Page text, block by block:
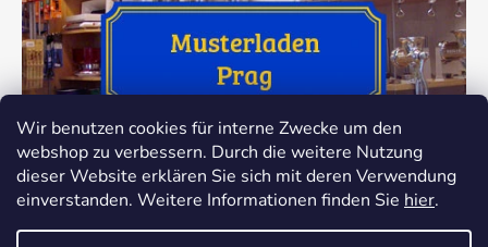
Wir benutzen cookies für interne Zwecke um den
webshop zu verbessern. Durch die weitere Nutzung
dieser Website erklären Sie sich mit deren Verwendung
einverstanden. Weitere Informationen finden Sie hier.